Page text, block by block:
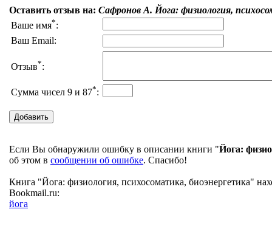
Оставить отзыв на: Сафронов А. Йога: физиология,
Ваше имя*:
Ваш Email:
Отзыв*:
Сумма чисел 9 и 87*:
Если Вы обнаружили ошибку в описании книги "Йога:
об этом в сообщении об ошибке. Спасибо!
Книга "Йога: физиология, психосоматика, биоэнергетика"
Bookmail.ru:
йога